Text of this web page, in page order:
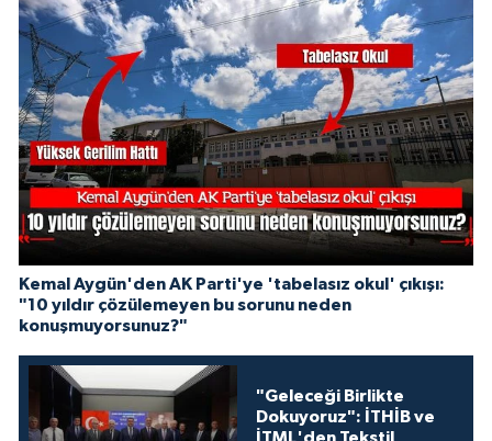
Kemal Aygün'den AK Parti'ye 'tabelasız okul' çıkışı:
"10 yıldır çözülemeyen bu sorunu neden
konuşmuyorsunuz?"
"Geleceği Birlikte
Dokuyoruz": İTHİB ve
İTML'den Tekstil